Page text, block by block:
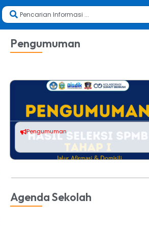
Pengumuman
.
Pengumuman
Agenda Sekolah